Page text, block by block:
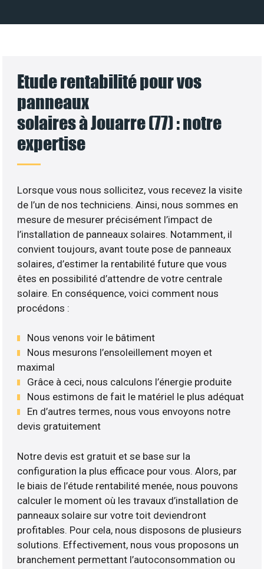
Etude rentabilité pour vos
panneaux
solaires à Jouarre (77) : notre
expertise
Lorsque vous nous sollicitez, vous recevez la visite
de l’un de nos techniciens. Ainsi, nous sommes en
mesure de mesurer précisément l’impact de
l’installation de panneaux solaires. Notamment, il
convient toujours, avant toute pose de panneaux
solaires, d’estimer la rentabilité future que vous
êtes en possibilité d’attendre de votre centrale
solaire. En conséquence, voici comment nous
procédons :
Nous venons voir le bâtiment
Nous mesurons l’ensoleillement moyen et
maximal
Grâce à ceci, nous calculons l’énergie produite
Nous estimons de fait le matériel le plus adéquat
En d’autres termes, nous vous envoyons notre
devis gratuitement
Notre devis est gratuit et se base sur la
configuration la plus efficace pour vous. Alors, par
le biais de l’étude rentabilité menée, nous pouvons
calculer le moment où les travaux d’installation de
panneaux solaire sur votre toit deviendront
profitables. Pour cela, nous disposons de plusieurs
solutions. Effectivement, nous vous proposons un
branchement permettant l’autoconsommation ou